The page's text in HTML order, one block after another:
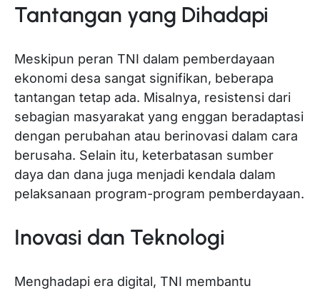
Tantangan yang Dihadapi
Meskipun peran TNI dalam pemberdayaan
ekonomi desa sangat signifikan, beberapa
tantangan tetap ada. Misalnya, resistensi dari
sebagian masyarakat yang enggan beradaptasi
dengan perubahan atau berinovasi dalam cara
berusaha. Selain itu, keterbatasan sumber
daya dan dana juga menjadi kendala dalam
pelaksanaan program-program pemberdayaan.
Inovasi dan Teknologi
Menghadapi era digital, TNI membantu